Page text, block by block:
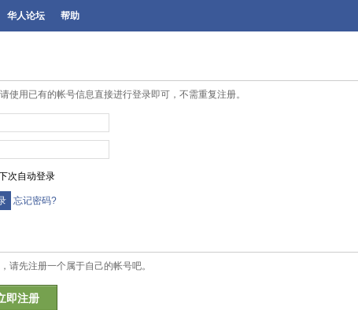
华人论坛 帮助
使用已有的帐号信息直接进行登录即可，不需重复注册。
次自动登录
忘记密码?
请先注册一个属于自己的帐号吧。
即注册